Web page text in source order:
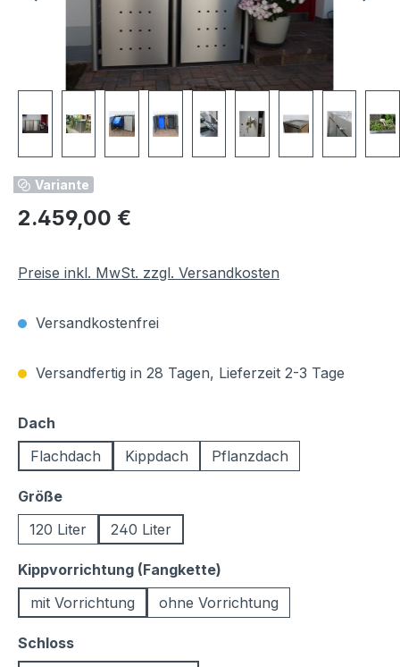
Variante
Regulärer Preis:
2.459,00 €
Preise inkl. MwSt. zzgl. Versandkosten
Versandkostenfrei
Versandfertig in 28 Tagen, Lieferzeit 2-3 Tage
Dach
Flachdach
Kippdach Pflanzdach
Größeauswählen
120 Liter
240 Liter
Kippvorrichtung (Fangkette)
mit Vorrichtung
ohne Vorrichtung
Schlossauswählen